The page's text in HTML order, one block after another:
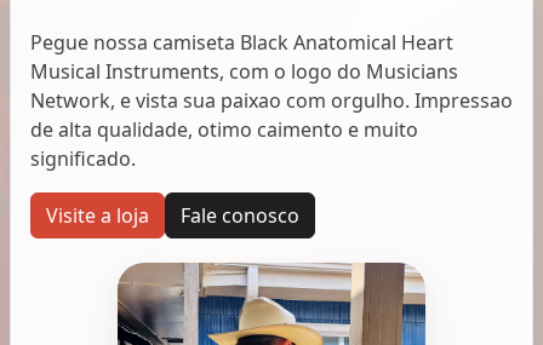
Pegue nossa camiseta Black Anatomical Heart
Musical Instruments, com o logo do Musicians
Network, e vista sua paixao com orgulho. Impressao
de alta qualidade, otimo caimento e muito
significado.
Visite a loja Fale conosco